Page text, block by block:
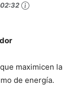
maximicen la
de energía.